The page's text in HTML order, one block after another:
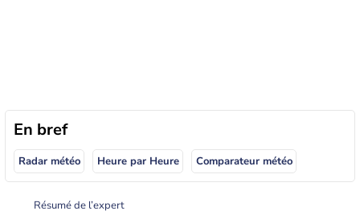
En bref
Radar météo Heure par Heure Comparateur météo
Résumé de l’expert